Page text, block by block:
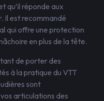
qu’il réponde aux
Il est recommandé
qui offre une protection
en plus de la tête.
de porter des
à la pratique du VTT
sont
articulations des